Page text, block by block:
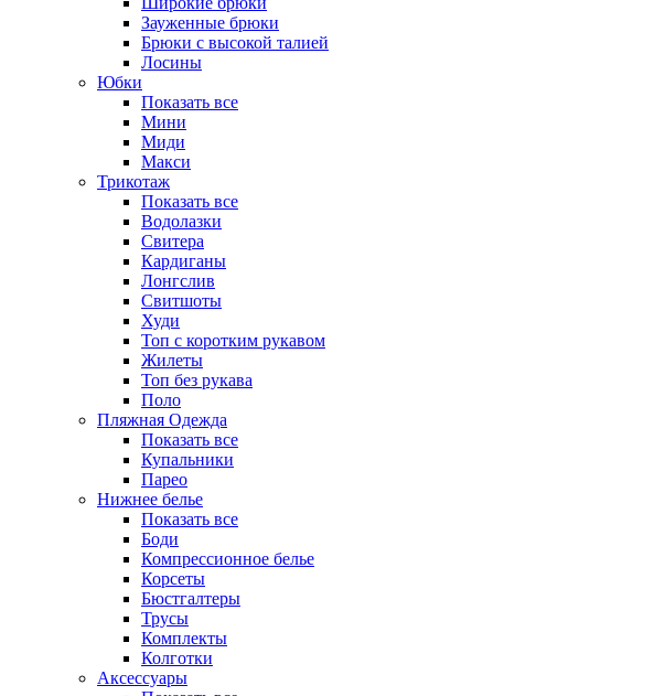
Зауженные брюки
Брюки с высокой талией
Лосины
Юбки
Показать все
Мини
Миди
Макси
Трикотаж
Показать все
Водолазки
Свитера
Кардиганы
Лонгслив
Свитшоты
Худи
Топ с коротким рукавом
Жилеты
Топ без рукава
Поло
Пляжная Одежда
Показать все
Купальники
Парео
Нижнее белье
Показать все
Боди
Компрессионное белье
Корсеты
Бюстгалтеры
Трусы
Комплекты
Колготки
Аксессуары